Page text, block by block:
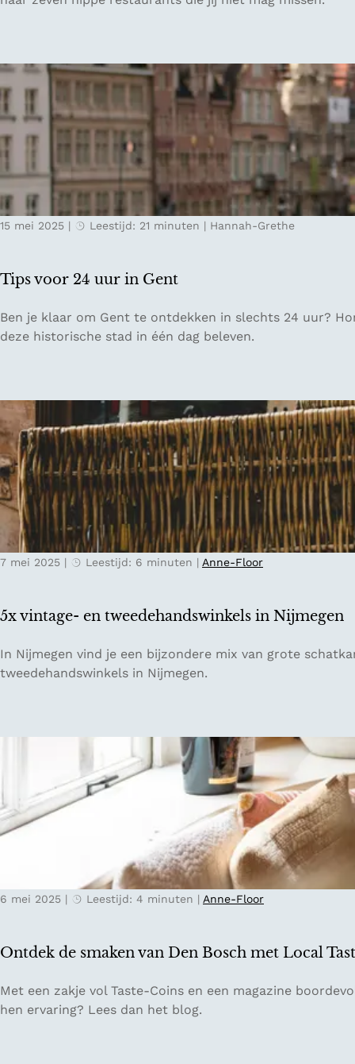
v
r
u
x
e
m
b
u
r
g
p
e
r
e
s
u
r
t
i
n
r
i
j
s
Tips voor 24 uur in Gent
15 mei 2025 | Leestijd: 21 minuten | Hannah-Grethe
T
i
o
o
2
4
u
i
e
t
Ben je klaar om Gent te ontdekken in slechts 24 uur?
deze historische stad in één dag beleven.
5x vintage- en tweedehandswinkels in Nijmegen
7 mei 2025 | Leestijd: 6 minuten | Anne-Floor
5
x
e
-
w
d
h
a
In Nijmegen vind je een bijzondere mix van grote
tweedehandswinkels in Nijmegen.
Ontdek de smaken van Den Bosch met Local
6 mei 2025 | Leestijd: 4 minuten | Anne-Floor
O
n
Met een zakje vol Taste-Coins en een magazine
hen ervaring? Lees dan het blog.